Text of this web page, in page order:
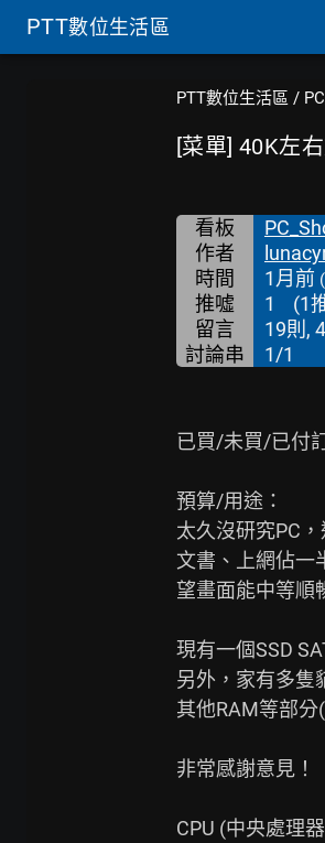
PTT數位生活區
PTT數位生活區 /
[菜單] 40K左
看板
作者
時間 1月前
推噓 1 (1
留言
19則,
討論串 1/1
已買/未買/已付
預算/用途：
太久沒研究PC
文書、上網佔一
望畫面能中等順
現有一個SSD
另外，家有多隻
其他RAM等部分
非常感謝意見！
CPU (中央處理